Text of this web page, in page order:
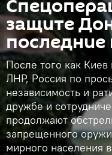
защите
последние
После того как
ЛНР, Россия по
независимость и
дружбе и
продолжают
запрещенного
мирного населения